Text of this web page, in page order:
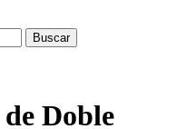
Buscar
Doble